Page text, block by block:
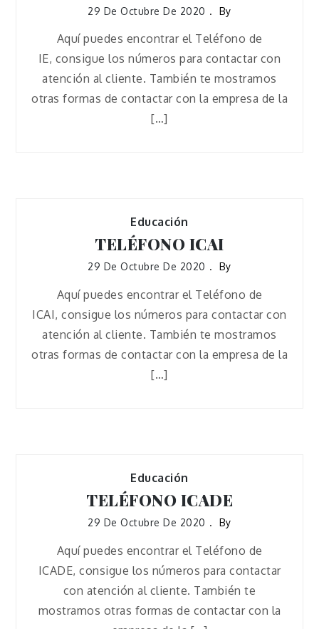
29 De Octubre De 2020 By
Aquí puedes encontrar el Teléfono de
IE, consigue los números para contactar con
atención al cliente. También te mostramos
otras formas de contactar con la empresa de la
[…]
Educación
TELÉFONO ICAI
29 De Octubre De 2020 By
Aquí puedes encontrar el Teléfono de
ICAI, consigue los números para contactar con
atención al cliente. También te mostramos
otras formas de contactar con la empresa de la
[…]
Educación
TELÉFONO ICADE
29 De Octubre De 2020 By
Aquí puedes encontrar el Teléfono de
ICADE, consigue los números para contactar
con atención al cliente. También te
mostramos otras formas de contactar con la